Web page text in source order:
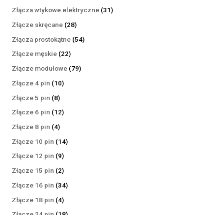
produkty
Złącza wtykowe elektryczne 3131
Złącze skręcane 2828
produktów
Złącza prostokątne 5454
Złącze męskie 2222
produkty
Złącze modułowe 7979
Złącze 4 pin 1010
Złącze 5 pin 88
produktów
Złącze 6 pin 1212
Złącze 8 pin 44
produkty
Złącze 10 pin 1414
Złącze 12 pin 99
produktów
Złącze 15 pin 22
produkty
Złącze 16 pin 3434
Złącze 18 pin 44
produkty